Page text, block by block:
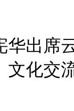
出席
文化交